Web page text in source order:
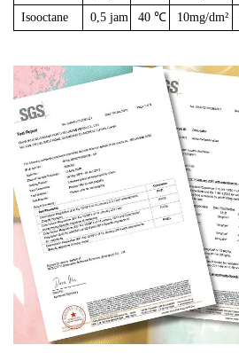
Isooctane
0,5 jam 40 ℃ 10mg/dm²